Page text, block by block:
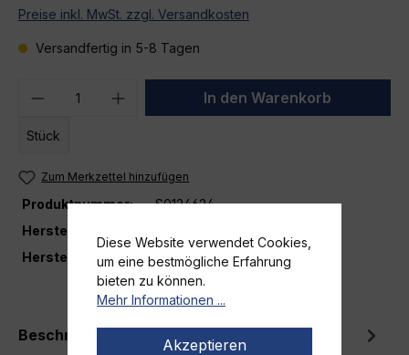
Preise inkl. MwSt. zzgl. Versandkosten
Versandfertig in 5-8 Tagen
Produkt Anzahl: Gib den
Stück
In den Warenkorb
Zum Merkzettel hinzufügen
Produktnummer:
S0124624
Herstellernummer:
Hersteller
ZARGES
Beschreibung
Diese Website verwendet Cookies,
um eine bestmögliche Erfahrung
bieten zu können.
Mehr Informationen ...
Akzeptieren